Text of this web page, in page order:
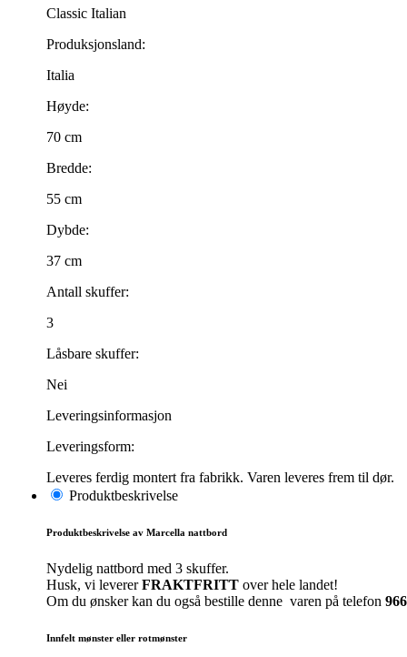
Classic Italian
Produksjonsland:
Italia
Høyde:
70 cm
Bredde:
55 cm
Dybde:
37 cm
Antall skuffer:
3
Låsbare skuffer:
Nei
Leveringsinformasjon
Leveringsform:
Leveres ferdig montert fra fabrikk. Varen leveres frem til dør.
Produktbeskrivelse
Produktbeskrivelse av Marcella nattbord
Nydelig nattbord med 3 skuffer.
Husk, vi levererFRAKTFRITT over hele landet!
Om du ønsker kan du også bestille denne varen på telefon
Innfelt mønster eller rotmønster